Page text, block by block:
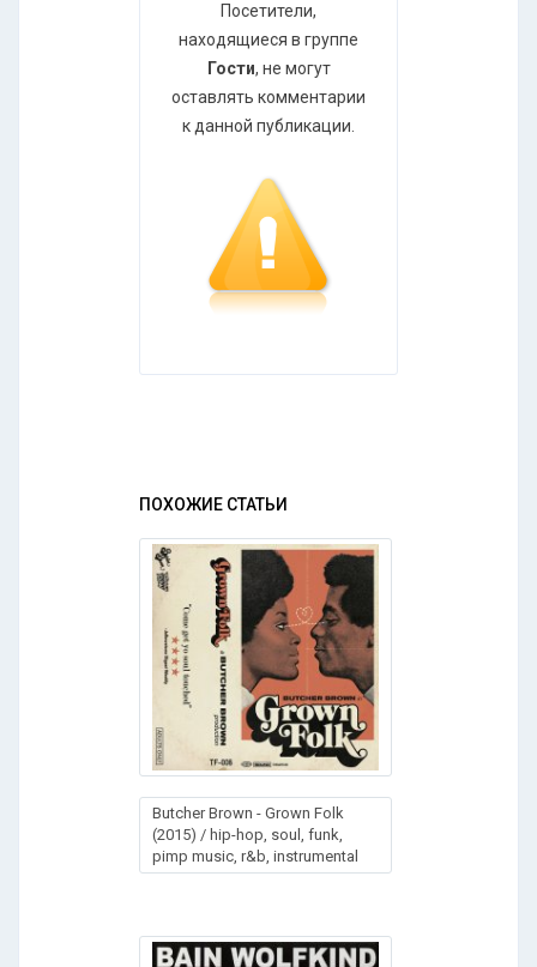
Посетители,
находящиеся в группе
Гости, не могут
оставлять комментарии
к данной публикации.
ПОХОЖИЕ СТАТЬИ
Butcher Brown - Grown Folk
(2015) / hip-hop, soul, funk,
pimp music, r&b, instrumental